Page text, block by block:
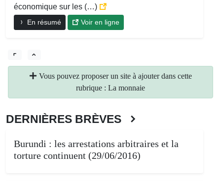
économique sur les (…)
En résumé Voir en ligne
Vous pouvez proposer un site à ajouter dans cette
rubrique : La monnaie
DERNIÈRES BRÈVES
Burundi : les arrestations arbitraires et la
torture continuent (29/06/2016)